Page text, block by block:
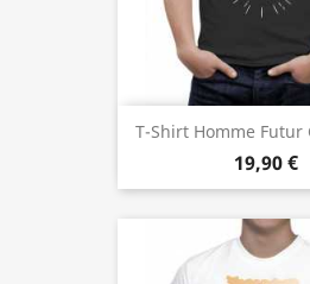
T-Shirt Homme Futur
19,90 €